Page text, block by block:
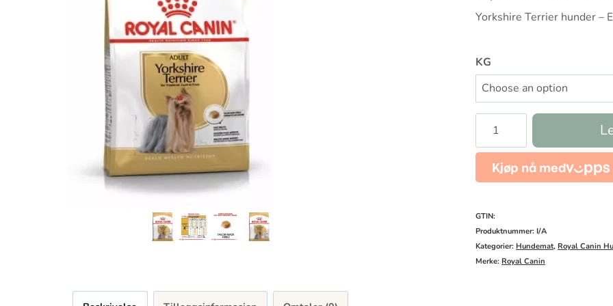
til
Yorkshire Terrier hunder –
KG
Royal
Canin
Yorkshire
adult
antall
GTIN:
Produktnummer:I/A
Kategorier:Hundemat,Royal Canin
Merke:Royal Canin